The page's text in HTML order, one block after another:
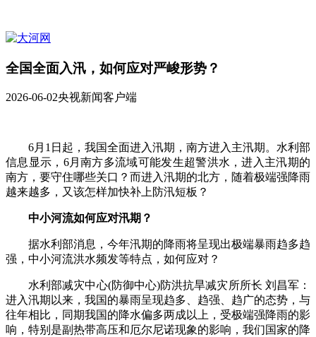
全国全面入汛，如何应对严峻形势？
2026-06-02央视新闻客户端
6月1日起，我国全面进入汛期，南方进入主汛期。水利部
信息显示，6月南方多流域可能发生超警洪水，进入主汛期的
南方，要守住哪些关口？而进入汛期的北方，随着极端强降雨
越来越多，又该怎样加快补上防汛短板？
中小河流如何应对汛期？
据水利部消息，今年汛期的降雨将呈现出极端暴雨趋多趋
强，中小河流洪水频发等特点，如何应对？
水利部减灾中心(防御中心)防洪抗旱减灾所所长 刘昌军：
进入汛期以来，我国的暴雨呈现趋多、趋强、趋广的态势，与
往年相比，同期我国的降水偏多两成以上，受极端强降雨的影
响，特别是副热带高压和厄尔尼诺现象的影响，我们国家的降